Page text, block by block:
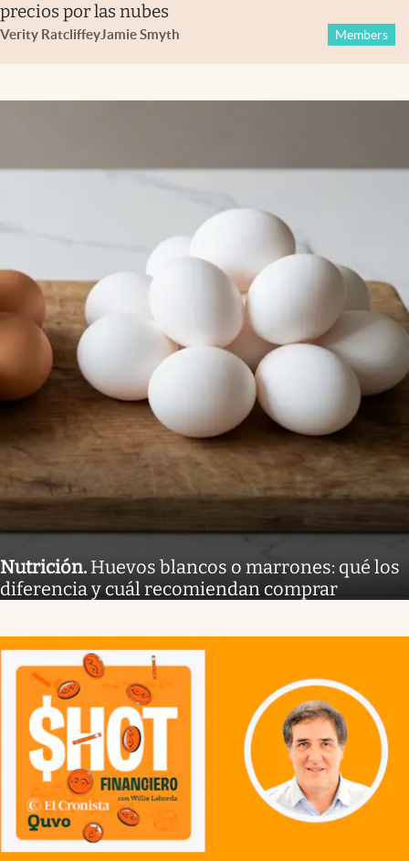
precios por las nubes
Verity RatcliffeyJamie Smyth Members
Nutrición. Huevos blancos o marrones: qué los
diferencia y cuál recomiendan comprar